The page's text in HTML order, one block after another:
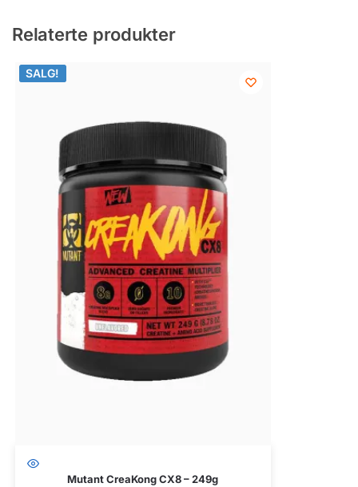
Relaterte produkter
SALG!
SALG!
Mutant CreaKong CX8 – 249g